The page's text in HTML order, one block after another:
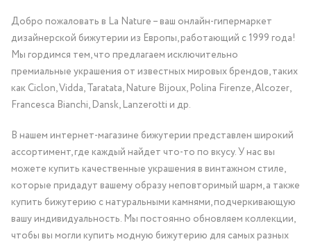
Добро пожаловать в La Nature – ваш онлайн-гипермаркет
дизайнерской бижутерии из Европы, работающий с 1999 года!
Мы гордимся тем, что предлагаем исключительно
премиальные украшения от известных мировых брендов, таких
как Ciclon, Vidda, Taratata, Nature Bijoux, Polina Firenze, Alcozer,
Francesca Bianchi, Dansk, Lanzerotti и др.
В нашем интернет-магазине бижутерии представлен широкий
ассортимент, где каждый найдет что-то по вкусу. У нас вы
можете купить качественные украшения в винтажном стиле,
которые придадут вашему образу неповторимый шарм, а также
купить бижутерию с натуральными камнями, подчеркивающую
вашу индивидуальность. Мы постоянно обновляем коллекции,
чтобы вы могли купить модную бижутерию для самых разных